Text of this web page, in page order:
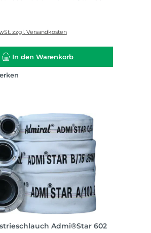
zzgl. Versandkosten
In den Warenkorb
Admi®Star 602